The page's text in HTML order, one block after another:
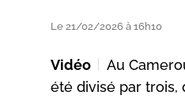
Le 21/02/2026 à 16h10
Vidéo
Au
été divisé par trois,